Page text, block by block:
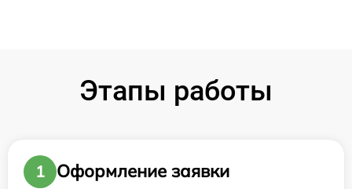
Этапы работы
1
Оформление заявки